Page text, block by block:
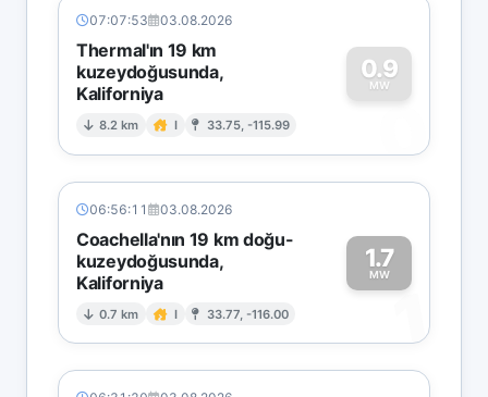
07:07:53 03.08.2026
Thermal'ın 19 km
kuzeydoğusunda,
Kaliforniya
8.2 km I 33.75, -115.99
0.9
MW
0
06:56:11 03.08.2026
Coachella'nın 19 km doğu-
kuzeydoğusunda,
Kaliforniya
0.7 km I 33.77, -116.00
1.7
MW
1